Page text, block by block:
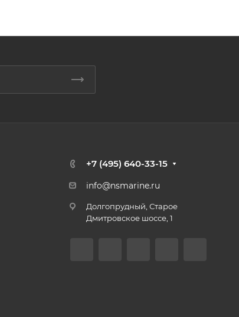
+7 (495) 640-33-15
info@nsmarine.ru
Долгопрудный, Старое
Дмитровское шоссе, 1